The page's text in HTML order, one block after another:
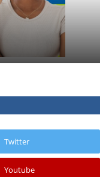
Twitter
Youtube